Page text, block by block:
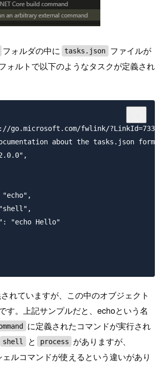
フォルダの中に tasks.json
ファイルが
ォルトで以下のようなタスクが定義され
go.microsoft.com/fwlink/
about the tasks.json
"echo",
"echo Hello"
れていますが、この中のオブジェクト
す。上記サンプルだと、echoという名
に定義されたコマンドが実行され
shell と process がありますが、
ルコマンドが使えるという違いがあり